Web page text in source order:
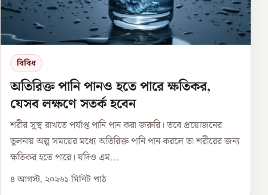
বিবিধ
অতিরিক্ত পানি পানও হতে পারে ক্ষতিকর,
যেসব লক্ষণে সতর্ক হবেন
শরীর সুস্থ রাখতে পর্যাপ্ত পানি পান করা জরুরি। তবে প্রয়োজনের
তুলনায় অল্প সময়ের মধ্যে অতিরিক্ত পানি পান করলে তা শরীরের জন্য
ক্ষতিকর হতে পারে। যদিও এম...
৪ আগস্ট, ২০২৬১ মিনিট পাঠ